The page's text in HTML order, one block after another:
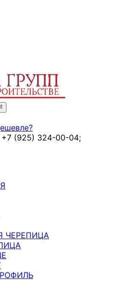
(925) 324-00-04;
ЧЕРЕПИЦА